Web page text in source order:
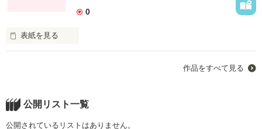
0
表紙を見る
作品をすべて見る
公開リスト一覧
公開されているリストはありません。